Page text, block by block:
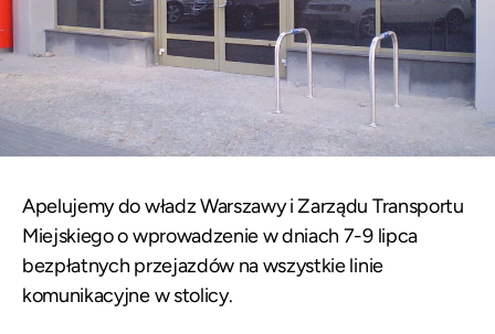
Apelujemy do władz Warszawy i Zarządu Transportu
Miejskiego o wprowadzenie w dniach 7-9 lipca
bezpłatnych przejazdów na wszystkie linie
komunikacyjne w stolicy.